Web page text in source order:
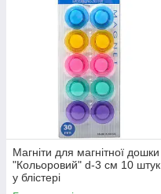
Магніти для магнітної дошки
"Кольоровий" d-3 см 10 штук
у блістері